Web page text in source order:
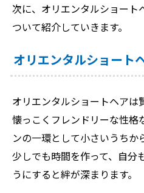
次に、オリエンタルショート
ついて紹介していきます。
オリエンタルショート
オリエンタルショートヘアは
懐っこくフレンドリーな性格
ンの一環として小さいうちか
少しでも時間を作って、自分
うにすると絆が深まります。